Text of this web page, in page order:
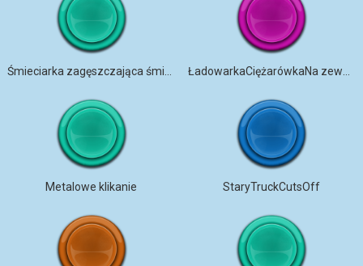
Metalowe klikanie StaryTruckCutsOff